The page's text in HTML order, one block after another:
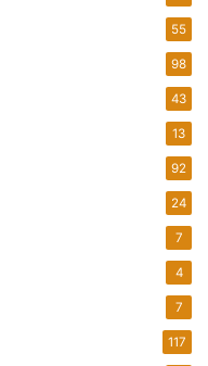
55
98
43
13
92
24
7
4
7
117